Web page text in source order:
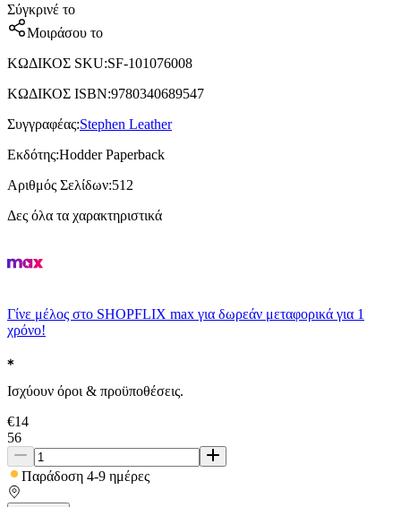
Σύγκρινέ το
Μοιράσου το
ΚΩΔΙΚΟΣ SKU:SF-101076008
ΚΩΔΙΚΟΣ ISBN:9780340689547
Συγγραφέας:Stephen Leather
Εκδότης:Hodder Paperback
Αριθμός Σελίδων:512
Δες όλα τα χαρακτηριστικά
Γίνε μέλος στο SHOPFLIX max για δωρεάν μεταφορικά για 1
χρόνο!
Ισχύουν όροι & προϋποθέσεις.
€14
56
Παράδοση 4-9 ημέρες